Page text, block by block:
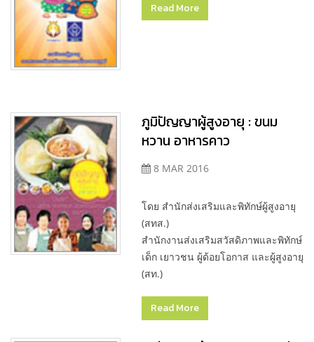
Read More
ภูมิปัญญาผู้สูงอายุ : ขนม
หวาน อาหารคาว
8 MAR 2016
โดย สำนักส่งเสริมและพิทักษ์ผู้สูงอายุ
(สทส.)
สำนักงานส่งเสริมสวัสดิภาพและพิทักษ์
เด็ก เยาวชน ผู้ด้อยโอกาส และผู้สูงอายุ
(สท.)
Read More